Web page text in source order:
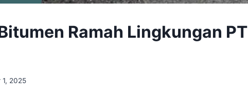
Ramah Lingkungan PT
1, 2025